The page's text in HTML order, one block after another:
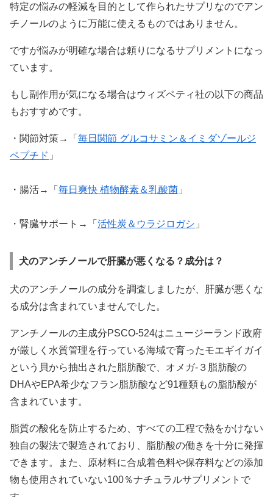
特定の悩みの軽減を目的として作られたサプリなのでアン
チノールのように万能に使えるものではありません。
ですが悩みが明確な場合は頼りになるサプリメントになっ
ています。
もし副作用が気になる場合はウィズペティ社の以下の商品
もおすすめです。
・関節対策→「 毎日関節 グルコサミン＆イミダゾールジ
ペプチド 」
・腸活→「 毎日爽快 植物酵素＆乳酸菌 」
・腎臓サポート→「 活性炭＆ウラジロガシ 」
犬のアンチノールで肝臓が悪くなる？成分は？
犬のアンチノールの成分を調査しましたが、肝臓が悪くな
る成分は含まれていませんでした。
アンチノールの主成分PSCO-524はニュージーランド政府
が厳しく水質管理を行っている海域で育ったモエギイガイ
という貝から抽出された脂肪酸で、オメガ-３脂肪酸の
DHAやEPA希少なフラン脂肪酸など91種類もの脂肪酸が
含まれています。
脂質の酸化を防止するため、すべての工程で熱をかけない
独自の製法で製造されており、脂肪酸の働きを十分に発揮
できます。また、原材料に合成着色料や保存料などの添加
物も使用されていない100％ナチュラルサプリメントで